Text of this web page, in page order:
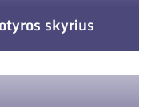
skyrius